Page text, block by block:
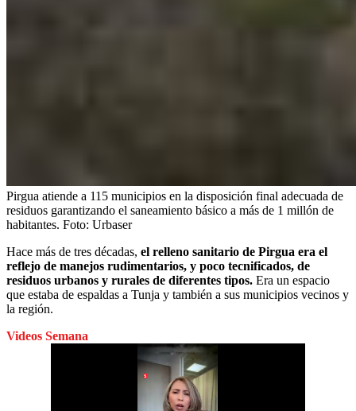
Pirgua atiende a 115 municipios en la disposición final adecuada de
residuos garantizando el saneamiento básico a más de 1 millón de
habitantes. Foto: Urbaser
Hace más de tres décadas, el relleno sanitario de Pirgua era el
reflejo de manejos rudimentarios, y poco tecnificados, de
residuos urbanos y rurales de diferentes tipos. Era un espacio
que estaba de espaldas a Tunja y también a sus municipios vecinos y
la región.
Videos Semana